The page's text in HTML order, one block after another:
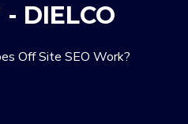
DIELCO
Off Site SEO Work?